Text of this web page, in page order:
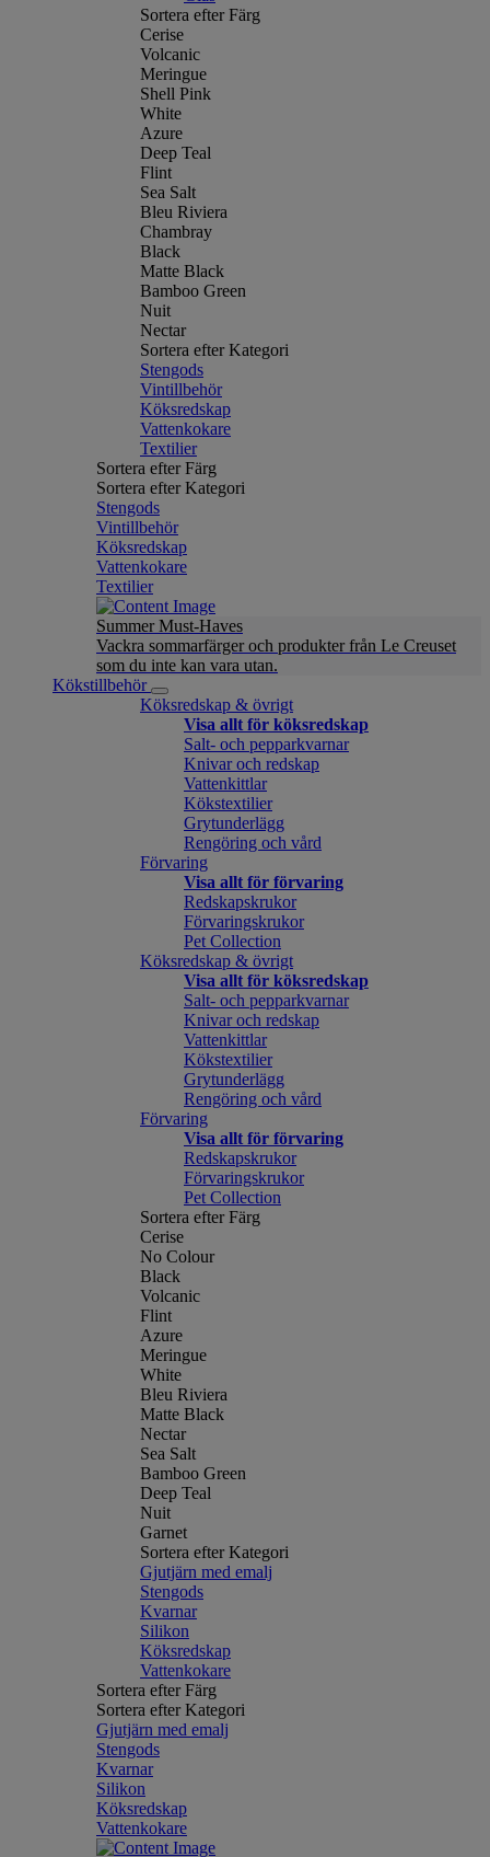
Sortera efter Färg
Cerise
Volcanic
Meringue
Shell Pink
White
Azure
Deep Teal
Flint
Sea Salt
Bleu Riviera
Chambray
Black
Matte Black
Bamboo Green
Nuit
Nectar
Sortera efter Kategori
Stengods
Vintillbehör
Köksredskap
Vattenkokare
Textilier
Sortera efter Färg
Sortera efter Kategori
Stengods
Vintillbehör
Köksredskap
Vattenkokare
Textilier
Summer Must-Haves
Vackra sommarfärger och produkter från Le Creuset
som du inte kan vara utan.
Kökstillbehör
Köksredskap & övrigt
Visa allt för köksredskap
Salt- och pepparkvarnar
Knivar och redskap
Vattenkittlar
Kökstextilier
Grytunderlägg
Rengöring och vård
Förvaring
Visa allt för förvaring
Redskapskrukor
Förvaringskrukor
Pet Collection
Köksredskap & övrigt
Visa allt för köksredskap
Salt- och pepparkvarnar
Knivar och redskap
Vattenkittlar
Kökstextilier
Grytunderlägg
Rengöring och vård
Förvaring
Visa allt för förvaring
Redskapskrukor
Förvaringskrukor
Pet Collection
Sortera efter Färg
Cerise
No Colour
Black
Volcanic
Flint
Azure
Meringue
White
Bleu Riviera
Matte Black
Nectar
Sea Salt
Bamboo Green
Deep Teal
Nuit
Garnet
Sortera efter Kategori
Gjutjärn med emalj
Stengods
Kvarnar
Silikon
Köksredskap
Vattenkokare
Sortera efter Färg
Sortera efter Kategori
Gjutjärn med emalj
Stengods
Kvarnar
Silikon
Köksredskap
Vattenkokare